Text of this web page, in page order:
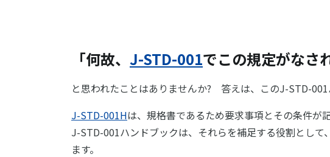
「何故、 J-STD-001でこの規定がなさ
と思われたことはありませんか? 答えは、このJ-STD-
J-STD-001Hは、規格書であるため要求事項とその条件が
J-STD-001ハンドブックは、それらを補足する役割とし
ます。